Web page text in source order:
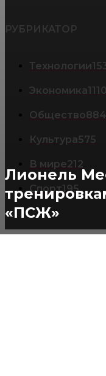
Лионель
«ПСЖ»
РУБРИКАТОР
Технологии
Экономика1110
Общество884
Культура575
В мире212
Спорт195